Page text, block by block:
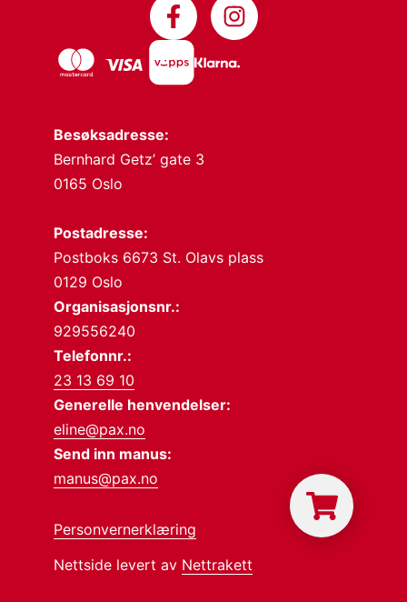
Besøksadresse:
Bernhard Getz’ gate 3
0165 Oslo
Postadresse:
Postboks 6673 St. Olavs plass
0129 Oslo
Organisasjonsnr.:
929556240
Telefonnr.:
23 13 69 10
Generelle henvendelser:
eline@pax.no
Send inn manus:
manus@pax.no
Personvernerklæring
Nettside levert av Nettrakett